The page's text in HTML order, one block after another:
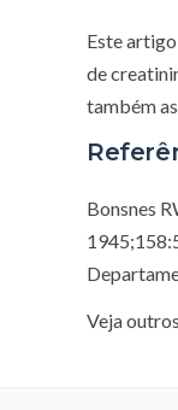
Este
de
também
Bonsnes
Veja